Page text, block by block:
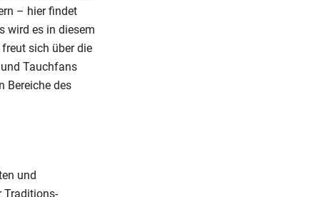
– hier findet
wird es in diesem
sich über die
Tauchfans
Bereiche des
und
Traditions-